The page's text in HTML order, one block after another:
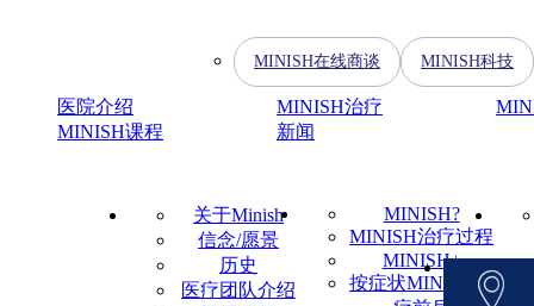
医院介绍 MINISH治疗
MINISH课程
新闻
MINISH在线商谈 MINISH科技
关于Minish
信念/愿景
历史
医疗团队介绍
MINISH?
MINISH治疗过程
MINISH+
按症状MINISH治